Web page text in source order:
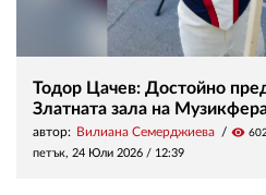
Тодор Цачев: Достойно
Златната зала на
автор: Вилиана Семерджиева visibility
петък, 24 Юли 2026 / 12:39